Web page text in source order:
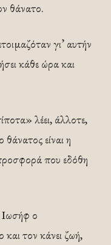
θάνατο.
γι’ αυτήν
κάθε ώρα και
λέει, άλλοτε,
είναι η
που εδόθη
ο
τον κάνει ζωή,